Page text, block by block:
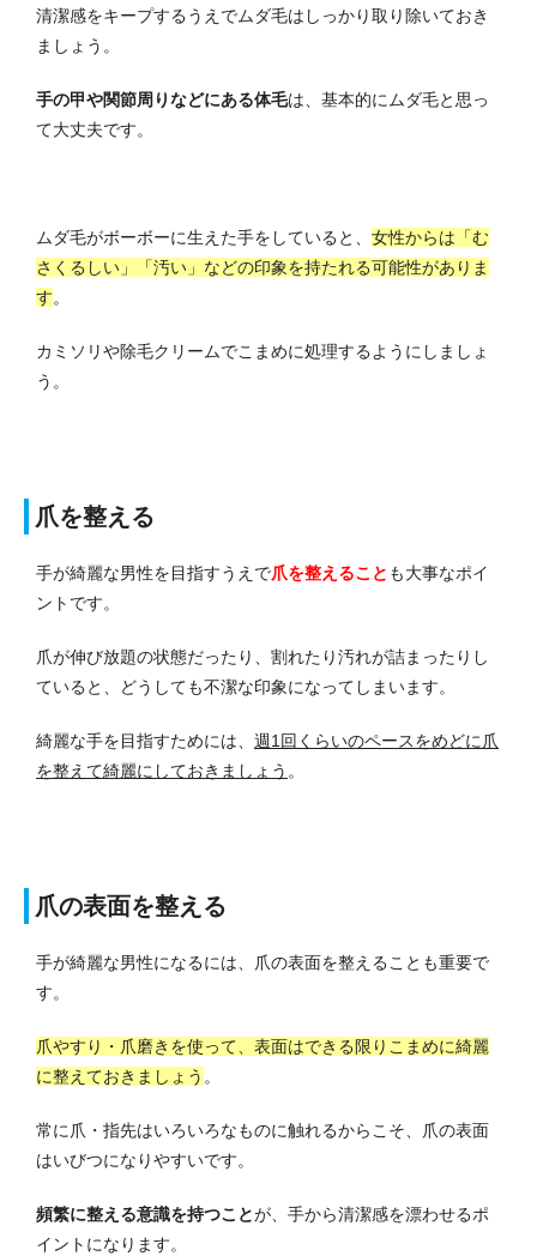
清潔感をキープするうえでムダ毛はしっかり取り除いておき
ましょう。
手の甲や関節周りなどにある体毛は、基本的にムダ毛と思っ
て大丈夫です。
ムダ毛がボーボーに生えた手をしていると、 女性からは「む
さくるしい」「汚い」などの印象を持たれる可能性がありま
す。
カミソリや除毛クリームでこまめに処理するようにしましょ
う。
爪を整える
手が綺麗な男性を目指すうえで爪を整えること も大事なポイ
ントです。
爪が伸び放題の状態だったり、割れたり汚れが詰まったりし
ていると、どうしても不潔な印象になってしまいます。
綺麗な手を目指すためには、 週1回くらいのペースをめどに爪
を整えて綺麗にしておきましょう 。
爪の表面を整える
手が綺麗な男性になるには、爪の表面を整えることも重要で
す。
爪やすり・爪磨きを使って、表面はできる限りこまめに綺麗
に整えておきましょう 。
常に爪・指先はいろいろなものに触れるからこそ、爪の表面
はいびつになりやすいです。
頻繁に整える意識を持つことが、手から清潔感を漂わせるポ
イントになります。